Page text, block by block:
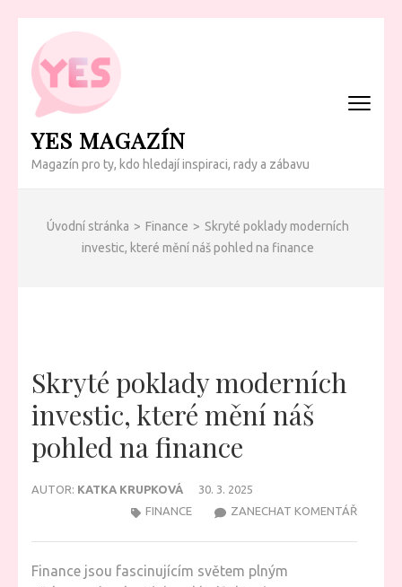
Přeskočit
obsah
(Enter)
YES MAGAZÍN
Magazín pro ty, kdo hledají inspiraci, rady a zábavu
Úvodní stránka > Finance > Skryté poklady moderních
investic, které mění náš pohled na finance
Skryté poklady moderních
investic, které mění náš
pohled na finance
AUTOR: KATKA KRUPKOVÁ
30. 3. 2025
ZANECHAT KOMENTÁŘNA
FINANCE
Finance jsou fascinujícím světem plným